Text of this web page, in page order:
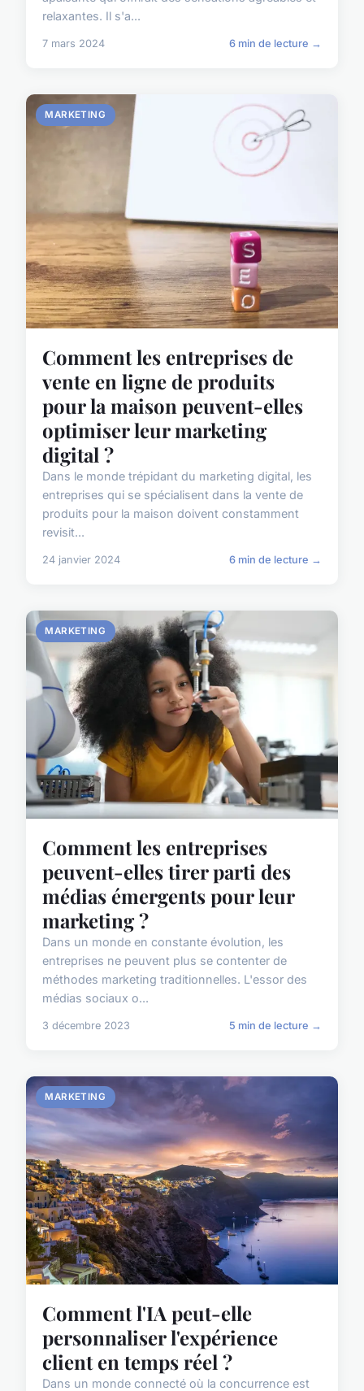
relaxantes. Il s'a...
7 mars 2024 6 min de lecture →
MARKETING
Comment les entreprises de
vente en ligne de produits
pour la maison peuvent-elles
optimiser leur marketing
digital ?
Dans le monde trépidant du marketing digital, les
entreprises qui se spécialisent dans la vente de
produits pour la maison doivent constamment
revisit...
24 janvier 2024 6 min de lecture →
MARKETING
Comment les entreprises
peuvent-elles tirer parti des
médias émergents pour leur
marketing ?
Dans un monde en constante évolution, les
entreprises ne peuvent plus se contenter de
méthodes marketing traditionnelles. L'essor des
médias sociaux o...
3 décembre 2023 5 min de lecture →
MARKETING
Comment l'IA peut-elle
personnaliser l'expérience
client en temps réel ?
Dans un monde connecté où la concurrence est